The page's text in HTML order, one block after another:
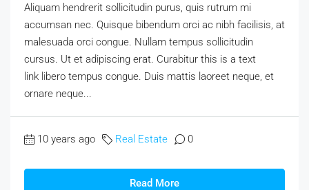
Aliquam hendrerit sollicitudin purus, quis rutrum mi
accumsan nec. Quisque bibendum orci ac nibh facilisis, at
malesuada orci congue. Nullam tempus sollicitudin
cursus. Ut et adipiscing erat. Curabitur this is a text
link libero tempus congue. Duis mattis laoreet neque, et
ornare neque...
10 years ago Real Estate 0
Read More